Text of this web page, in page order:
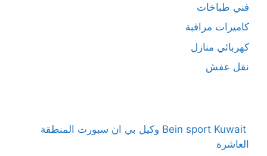
فني طباخات
كاميرات مراقبة
كهربائي منازل
نقل عفش
Bein sport Kuwait وكيل بي ان سبورت المنطقة
العاشرة